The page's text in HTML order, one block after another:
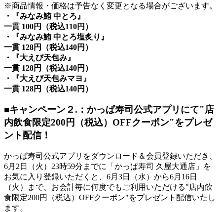
※商品情報・価格は予告なく変更となる場合がございます。
・『みなみ鮪 中とろ』
一貫 100円（税込110円）
・『みなみ鮪 中とろ塩炙り』
一貫 128円（税込140円）
・『大えび天包み』
一貫 128円（税込140円）
・『大えび天包みマヨ』
一貫 128円（税込140円）
■キャンペーン２.：かっぱ寿司公式アプリにて"店
内飲食限定200円（税込）OFFクーポン"をプレゼ
ント配信！
かっぱ寿司公式アプリをダウンロード＆会員登録いただき、
6月2日（火）23時59分までに「かっぱ寿司 久屋大通店」を
お気に入り登録いただくと、6月3日（水）から6月16日
（火）まで、お会計毎に何度でもご利用いただける"店内飲
食限定200円（税込）OFFクーポン"をプレゼント配信いたし
ます。